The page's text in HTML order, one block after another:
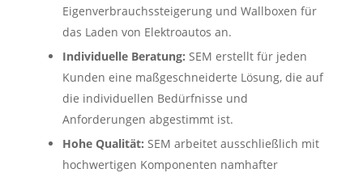
Eigenverbrauchssteigerung und Wallboxen für
das Laden von Elektroautos an.
Individuelle Beratung: SEM erstellt für jeden
Kunden eine maßgeschneiderte Lösung, die auf
die individuellen Bedürfnisse und
Anforderungen abgestimmt ist.
Hohe Qualität: SEM arbeitet ausschließlich mit
hochwertigen Komponenten namhafter